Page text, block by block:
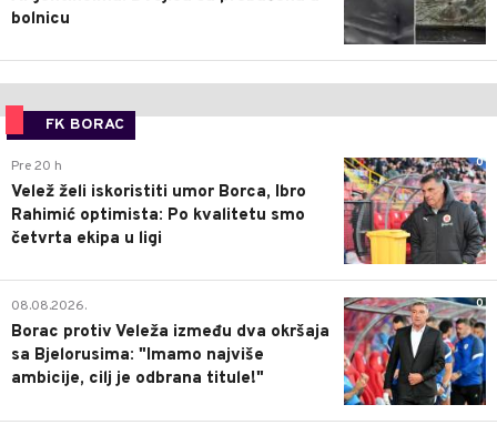
bolnicu
FK BORAC
0
Pre 20 h
Velež želi iskoristiti umor Borca, Ibro
Rahimić optimista: Po kvalitetu smo
četvrta ekipa u ligi
0
08.08.2026.
Borac protiv Veleža između dva okršaja
sa Bjelorusima: "Imamo najviše
ambicije, cilj je odbrana titule!"